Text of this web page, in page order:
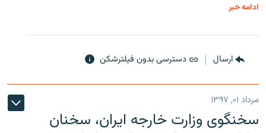
ادامه خبر
ارسال دسترسی بدون فیلترشکن
مرداد ۰۱, ۱۳۹۷
سخنگوی وزارت خارجه ایران، سخنان